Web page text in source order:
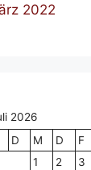
2022
2026
D M D F
1
2 3